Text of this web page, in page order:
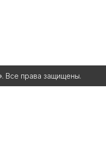
Все права защищены.